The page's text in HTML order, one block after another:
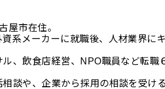
屋市在住。
系メーカーに就職後、人材業界に
、飲食店経営、NPO職員など転職
談や、企業から採用の相談を受ける